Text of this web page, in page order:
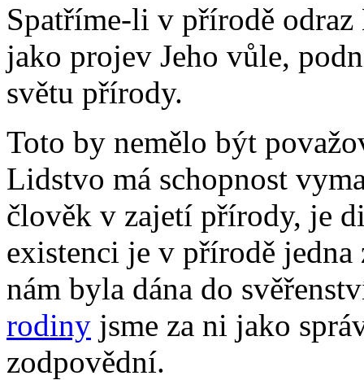
Spatříme-li v přírodě
jako projev Jeho vůle,
světu přírody.
Toto by nemělo být
Lidstvo má schopnost
člověk v zajetí přírody, je
existenci je v přírodě
nám byla dána do
rodiny jsme za ni jako
zodpovědní.